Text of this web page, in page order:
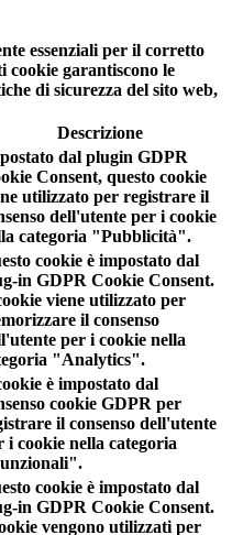
essenziali per il corretto
cookie garantiscono le
di sicurezza del sito web,
Descrizione
dal plugin GDPR
Consent, questo cookie
utilizzato per registrare il
dell'utente per i cookie
categoria "Pubblicità".
cookie è impostato dal
in GDPR Cookie Consent.
viene utilizzato per
il consenso
per i cookie nella
"Analytics".
è impostato dal
cookie GDPR per
il consenso dell'utente
i cookie nella categoria
cookie è impostato dal
in GDPR Cookie Consent.
vengono utilizzati per